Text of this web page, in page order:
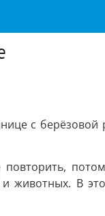
с
животных. В